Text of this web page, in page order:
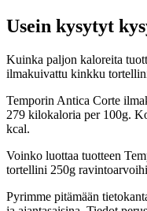
Usein kysytyt
Kuinka paljon kaloreita
ilmakuivattu kinkku
Temporin Antica Corte
279 kilokaloria per 100g.
kcal.
Voinko luottaa tuotteen
tortellini 250g
Pyrimme pitämään